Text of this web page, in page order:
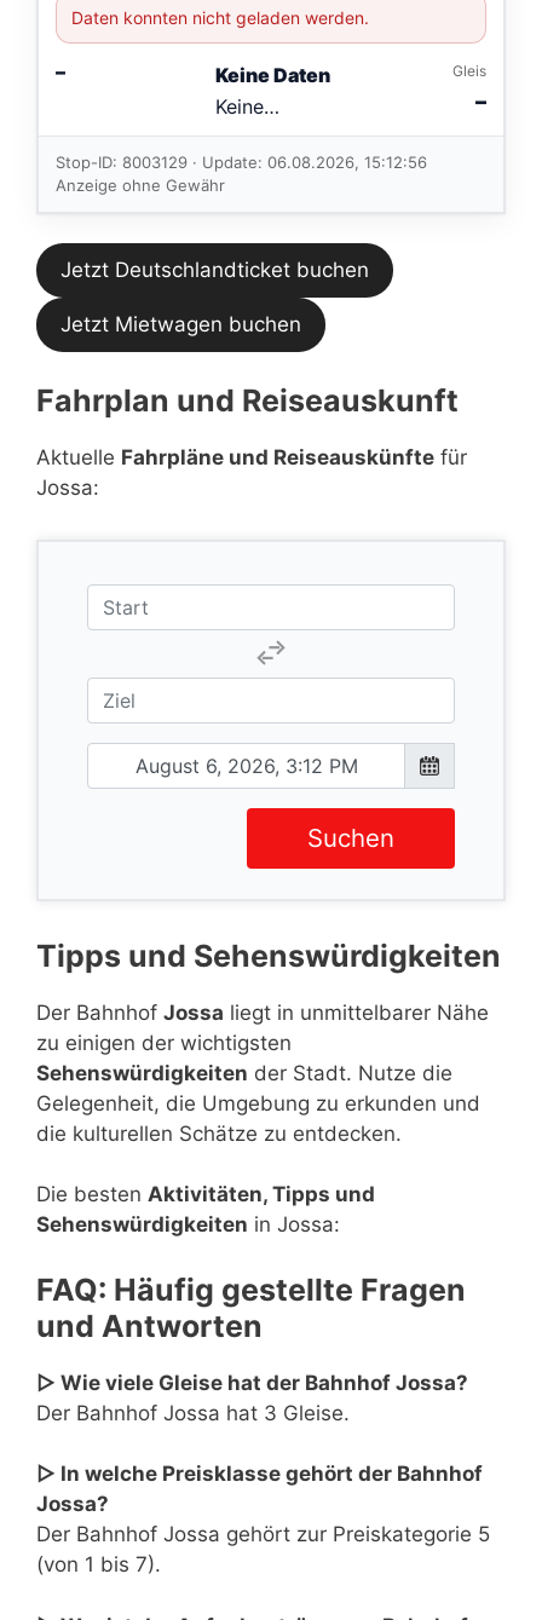
Daten konnten nicht geladen werden.
–
Keine Daten
Keine
Verbindungen
im aktuellen
Feed.
Gleis
–
Stop-ID: 8003129 · Update: 06.08.2026, 15:12:56
Anzeige ohne Gewähr
Jetzt Deutschlandticket buchen
Jetzt Mietwagen buchen
Fahrplan und Reiseauskunft
Aktuelle Fahrpläne und Reiseauskünfte für
Jossa:
Suchen
Tipps und Sehenswürdigkeiten
Der Bahnhof Jossa liegt in unmittelbarer Nähe
zu einigen der wichtigsten
Sehenswürdigkeiten der Stadt. Nutze die
Gelegenheit, die Umgebung zu erkunden und
die kulturellen Schätze zu entdecken.
Die besten Aktivitäten, Tipps und
Sehenswürdigkeiten in Jossa:
FAQ: Häufig gestellte Fragen
und Antworten
▷ Wie viele Gleise hat der Bahnhof Jossa?
Der Bahnhof Jossa hat 3 Gleise.
▷ In welche Preisklasse gehört der Bahnhof
Jossa?
Der Bahnhof Jossa gehört zur Preiskategorie 5
(von 1 bis 7).